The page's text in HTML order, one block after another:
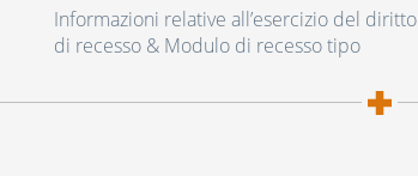
Informazioni relative all’esercizio del diritto
di recesso & Modulo di recesso tipo